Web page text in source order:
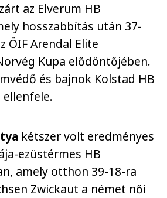
az Elverum HB
hosszabbítás után 37-
ÖIF Arendal Elite
Kupa elődöntőjében.
és bajnok Kolstad HB
ellenfele.
kétszer volt eredményes
ezüstérmes HB
amely otthon 39-18-ra
Zwickaut a német női